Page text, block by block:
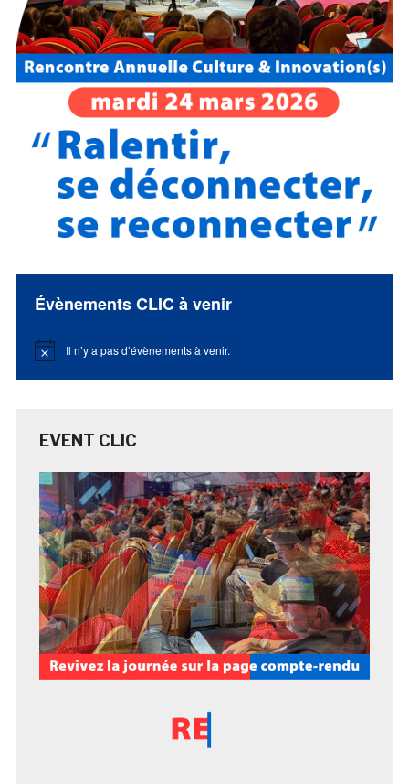
Évènements CLIC à venir
Notice Il n’y a pas d’évènements à venir.
EVENT CLIC